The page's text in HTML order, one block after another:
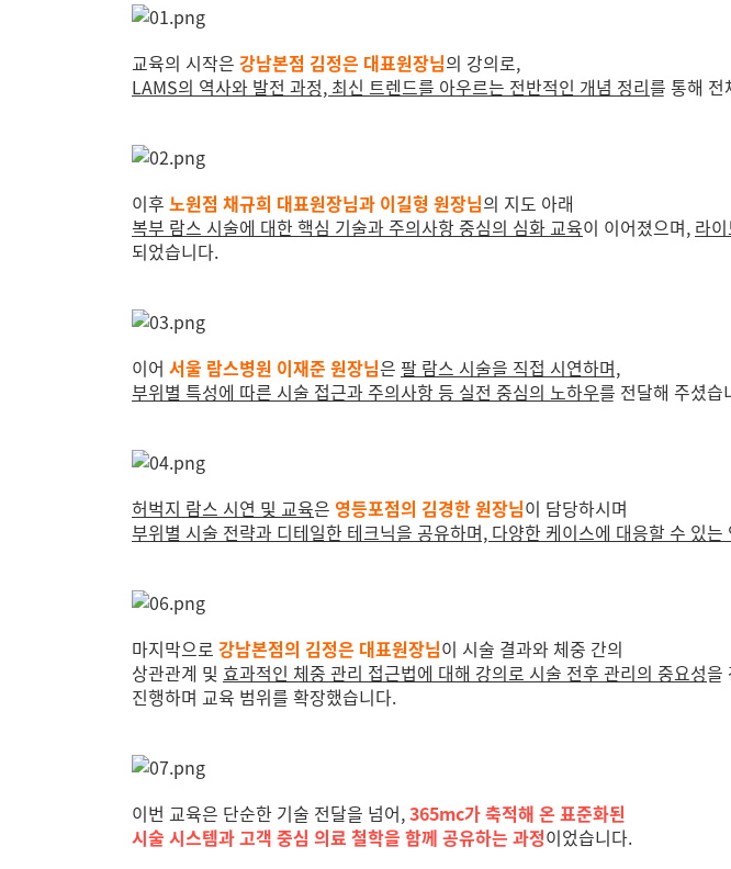
교육의 시작은 강남본점 김정은 대표원장님의 강의로,
LAMS의 역사와 발전 과정, 최신 트렌드를 아우르는 전반적인 개념 정리를 통해 전
이후 노원점 채규희 대표원장님과 이길형 원장님의 지도 아래
복부 람스 시술에 대한 핵심 기술과 주의사항 중심의 심화 교육이 이어졌으며, 라
되었습니다.
이어 서울 람스병원 이재준 원장님은 팔 람스 시술을 직접 시연하며,
부위별 특성에 따른 시술 접근과 주의사항 등 실전 중심의 노하우를 전달해 주셨습
허벅지 람스 시연 및 교육은 영등포점의 김경한 원장님이 담당하시며
부위별 시술 전략과 디테일한 테크닉을 공유하며, 다양한 케이스에 대응할 수 있는
마지막으로 강남본점의 김정은 대표원장님이 시술 결과와 체중 간의
상관관계 및 효과적인 체중 관리 접근법에 대해 강의로 시술 전후 관리의 중요성을
진행하며 교육 범위를 확장했습니다.
이번 교육은 단순한 기술 전달을 넘어,365mc가 축적해 온 표준화된
시술 시스템과 고객 중심 의료 철학을 함께 공유하는 과정이었습니다.